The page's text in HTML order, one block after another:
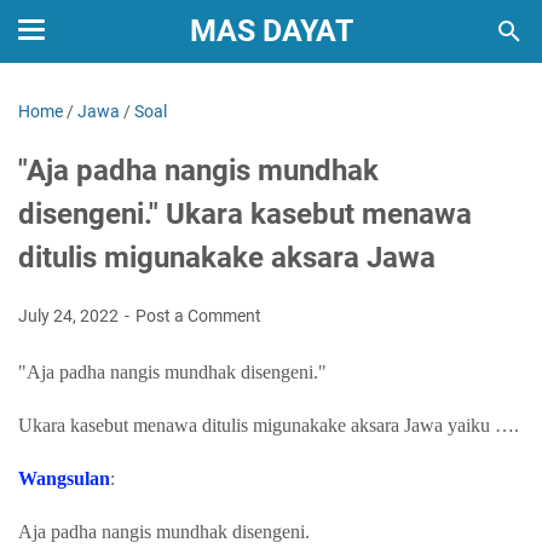
MAS DAYAT
Home /Jawa /Soal
"Aja padha nangis mundhak
disengeni." Ukara kasebut menawa
ditulis migunakake aksara Jawa
July 24, 2022 Post a Comment
"Aja padha nangis mundhak disengeni."
Ukara kasebut menawa ditulis migunakake aksara Jawa yaiku ….
Wangsulan:
Aja padha nangis mundhak disengeni.